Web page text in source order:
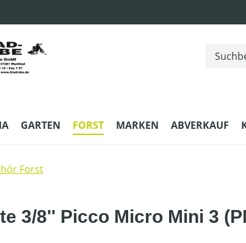
GARTEN FORST MARKEN ABVERKAUF
Forst
3/8'' Picco Micro Mini 3